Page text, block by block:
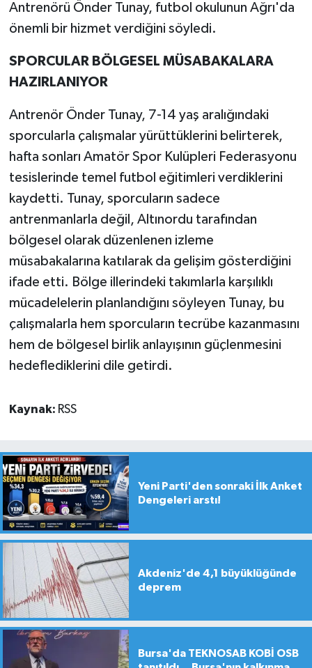
Antrenörü Önder Tunay, futbol okulunun Ağrı'da
önemli bir hizmet verdiğini söyledi.
SPORCULAR BÖLGESEL MÜSABAKALARA
HAZIRLANIYOR
Antrenör Önder Tunay, 7-14 yaş aralığındaki
sporcularla çalışmalar yürüttüklerini belirterek,
hafta sonları Amatör Spor Kulüpleri Federasyonu
tesislerinde temel futbol eğitimleri verdiklerini
kaydetti. Tunay, sporcuların sadece
antrenmanlarla değil, Altınordu tarafından
bölgesel olarak düzenlenen izleme
müsabakalarına katılarak da gelişim gösterdiğini
ifade etti. Bölge illerindeki takımlarla karşılıklı
mücadelelerin planlandığını söyleyen Tunay, bu
çalışmalarla hem sporcuların tecrübe kazanmasını
hem de bölgesel birlik anlayışının güçlenmesini
hedeflediklerini dile getirdi.
Kaynak: RSS
Yeni Parti'den sonraki İlk Anket
Dengeleri arstı!
Akdeniz'de 4,1 büyüklüğünde
deprem
Bursa'da TEKNOSAB KOBİ OSB